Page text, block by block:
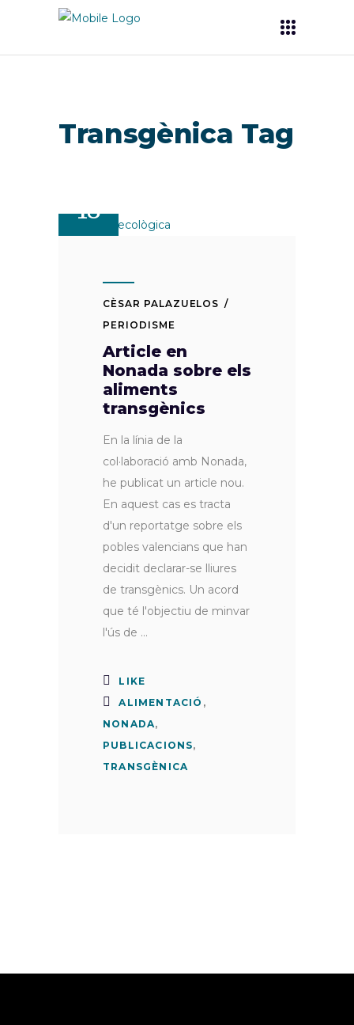
Transgènica Tag
18
CÈSAR PALAZUELOS
PERIODISME
Article en
Nonada sobre els
aliments
transgènics
En la línia de la
col·laboració amb Nonada,
he publicat un article nou.
En aquest cas es tracta
d'un reportatge sobre els
pobles valencians que han
decidit declarar-se lliures
de transgènics. Un acord
que té l'objectiu de minvar
l'ús de
LIKE
ALIMENTACIÓ ,
NONADA,
PUBLICACIONS,
TRANSGÈNICA